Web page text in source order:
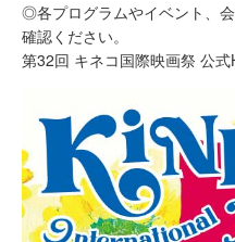
◎各プログラムやイベント、
確認ください。
第32回 キネコ国際映画祭 公